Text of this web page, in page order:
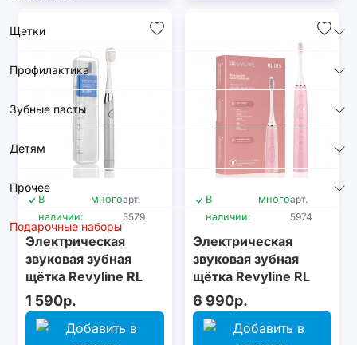
Щетки
Профилактика
Зубные пасты
Детям
Прочее
Подарочные наборы
В
наличии:
многоарт.
5579
Электрическая
звуковая зубная
щётка Revyline RL
030, серая
1 590р.
В
наличии:
многоарт.
5974
Электрическая
звуковая зубная
щётка Revyline RL
015 Pink
6 990р.